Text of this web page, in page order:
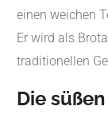
einen weichen
Er wird als
traditionellen
Die